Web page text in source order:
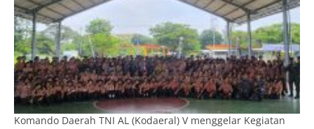
Komando Daerah TNI AL (Kodaeral) V menggelar Kegiatan